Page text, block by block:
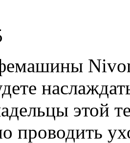
этой
проводить